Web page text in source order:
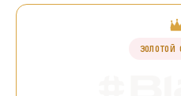
ЗОЛОТОЙ